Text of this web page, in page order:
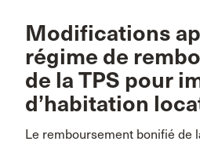
Modifications
régime de
de la TPS pour
d’habitation
Le remboursement bonifié de